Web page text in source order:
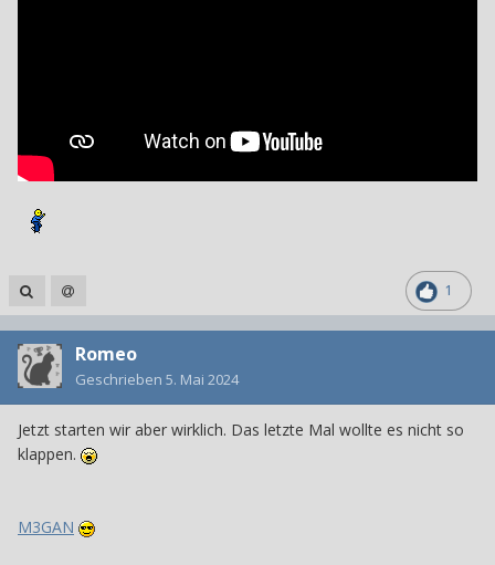
1
Romeo
Geschrieben 5. Mai 2024
Jetzt starten wir aber wirklich. Das letzte Mal wollte es nicht so
klappen.
M3GAN